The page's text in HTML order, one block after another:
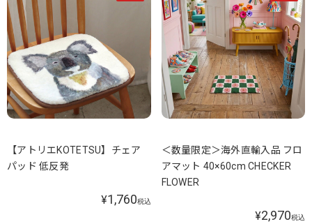
【アトリエKOTETSU】チェア
パッド 低反発
¥1,760税込
＜数量限定＞海外直輸入品 フロ
アマット 40×60cm CHECKER
FLOWER
¥2,970税込